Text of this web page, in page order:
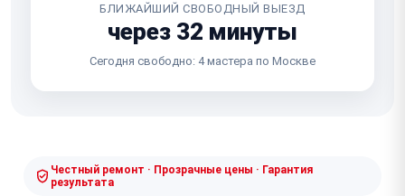
БЛИЖАЙШИЙ СВОБОДНЫЙ ВЫЕЗД
через 32 минуты
Сегодня свободно: 4 мастера по Москве
Честный ремонт · Прозрачные цены · Гарантия
результата